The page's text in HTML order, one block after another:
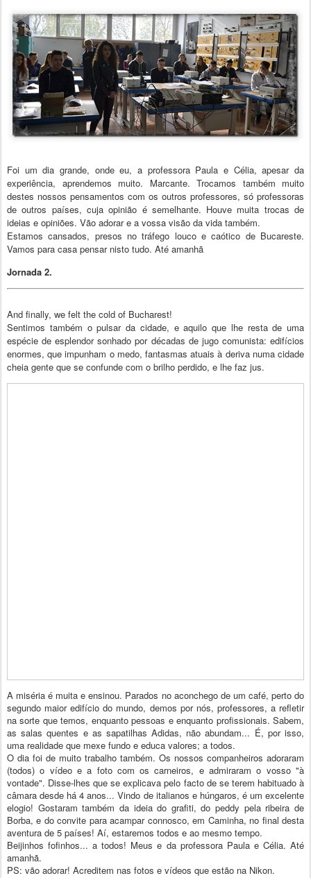
Foi um dia grande, onde eu, a professora Paula e Célia, apesar da
experiência, aprendemos muito. Marcante. Trocamos também muito
destes nossos pensamentos com os outros professores, só professoras
de outros países, cuja opinião é semelhante. Houve muita trocas de
ideias e opiniões. Vão adorar e a vossa visão da vida também.
Estamos cansados, presos no tráfego louco e caótico de Bucareste.
Vamos para casa pensar nisto tudo. Até amanhã
Jornada 2.
And finally, we felt the cold of Bucharest!
Sentimos também o pulsar da cidade, e aquilo que lhe resta de uma
espécie de esplendor sonhado por décadas de jugo comunista: edifícios
enormes, que impunham o medo, fantasmas atuais à deriva numa cidade
cheia gente que se confunde com o brilho perdido, e lhe faz jus.
A miséria é muita e ensinou. Parados no aconchego de um café, perto do
segundo maior edifício do mundo, demos por nós, professores, a refletir
na sorte que temos, enquanto pessoas e enquanto profissionais. Sabem,
as salas quentes e as sapatilhas Adidas, não abundam... É, por isso,
uma realidade que mexe fundo e educa valores; a todos.
O dia foi de muito trabalho também. Os nossos companheiros adoraram
(todos) o vídeo e a foto com os carneiros, e admiraram o vosso "à
vontade". Disse-lhes que se explicava pelo facto de se terem habituado à
câmara desde há 4 anos... Vindo de italianos e húngaros, é um excelente
elogio! Gostaram também da ideia do grafiti, do peddy pela ribeira de
Borba, e do convite para acampar connosco, em Caminha, no final desta
aventura de 5 países! Aí, estaremos todos e ao mesmo tempo.
Beijinhos fofinhos... a todos! Meus e da professora Paula e Célia. Até
amanhã.
PS: vão adorar! Acreditem nas fotos e vídeos que estão na Nikon.